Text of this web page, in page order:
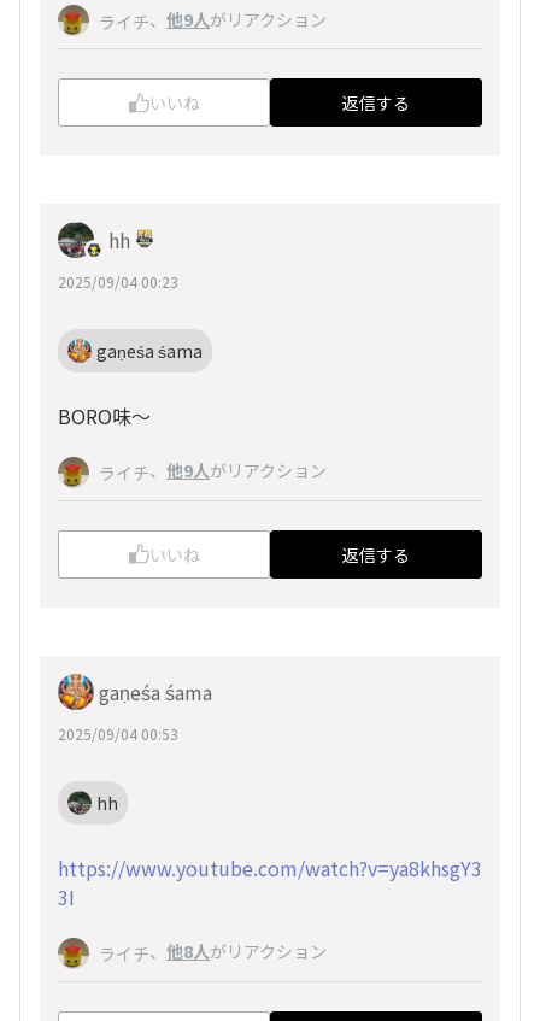
ライチ、 他9人がリアクション
いいね 返信する
hh
2025/09/04 00:23
gaṇeśa śama
BORO味～
ライチ、 他9人がリアクション
いいね 返信する
gaṇeśa śama
2025/09/04 00:53
hh
https://www.youtube.com/watch?v=ya8khsgY3
3I
ライチ、 他8人がリアクション